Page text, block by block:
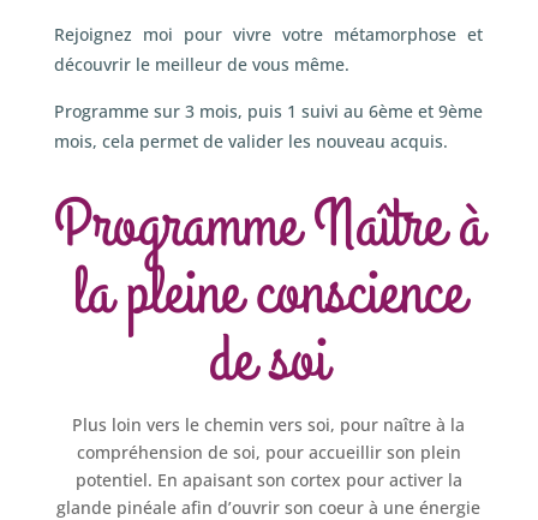
Rejoignez moi pour vivre votre métamorphose et
découvrir le meilleur de vous même.
Programme sur 3 mois, puis 1 suivi au 6ème et 9ème
mois, cela permet de valider les nouveau acquis.
Programme Naître à
la pleine conscience
de soi
Plus loin vers le chemin vers soi, pour naître à la
compréhension de soi, pour accueillir son plein
potentiel. En apaisant son cortex pour activer la
glande pinéale afin d’ouvrir son coeur à une énergie